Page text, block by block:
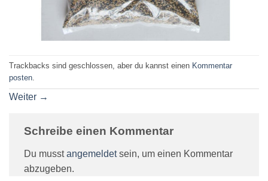
Trackbacks sind geschlossen, aber du kannst einen Kommentar
posten
Weiter →
Schreibe einen Kommentar
Du musstangemeldetsein, um einen Kommentar
abzugeben.